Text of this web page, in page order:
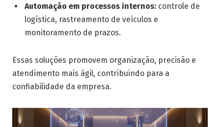
Automação em processos internos: controle de
logística, rastreamento de veículos e
monitoramento de prazos.
Essas soluções promovem organização, precisão e
atendimento mais ágil, contribuindo para a
confiabilidade da empresa.